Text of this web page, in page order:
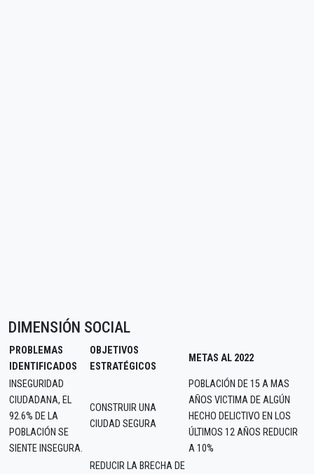
DIMENSIÓN SOCIAL
PROBLEMAS
IDENTIFICADOS
OBJETIVOS
ESTRATÉGICOS
METAS AL 2022
INSEGURIDAD
CIUDADANA, EL
92.6% DE LA
POBLACIÓN SE
SIENTE INSEGURA.
CONSTRUIR UNA
CIUDAD SEGURA
POBLACIÓN DE 15 A MAS
AÑOS VICTIMA DE ALGÚN
HECHO DELICTIVO EN LOS
ÚLTIMOS 12 AÑOS REDUCIR
A 10%
REDUCIR LA BRECHA DE